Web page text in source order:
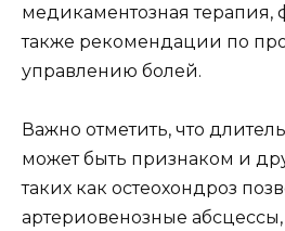
медикаментозная терапия,
также рекомендации по
управлению болей.
Важно отметить, что
может быть признаком и
таких как остеохондроз
артериовенозные абсцессы,